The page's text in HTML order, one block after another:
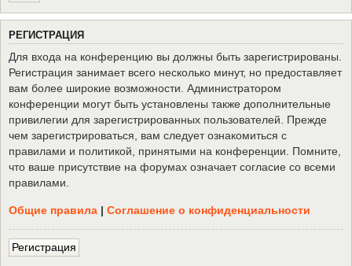
РЕГИСТРАЦИЯ
Для входа на конференцию вы должны быть зарегистрированы.
Регистрация занимает всего несколько минут, но предоставляет
вам более широкие возможности. Администратором
конференции могут быть установлены также дополнительные
привилегии для зарегистрированных пользователей. Прежде
чем зарегистрироваться, вам следует ознакомиться с
правилами и политикой, принятыми на конференции. Помните,
что ваше присутствие на форумах означает согласие со всеми
правилами.
Общие правила | Соглашение о конфиденциальности
Регистрация